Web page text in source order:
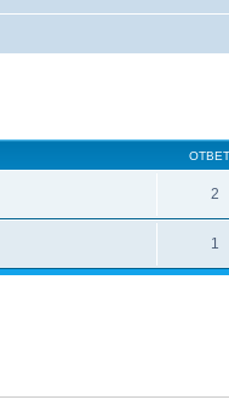
2
1